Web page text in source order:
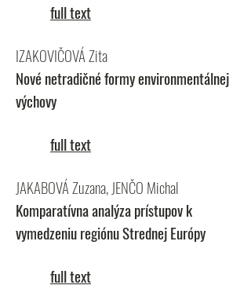
full text
IZAKOVIČOVÁ Zita
Nové netradičné formy environmentálnej
výchovy
full text
JAKABOVÁ Zuzana, JENČO Michal
Komparatívna analýza prístupov k
vymedzeniu regiónu Strednej Európy
full text